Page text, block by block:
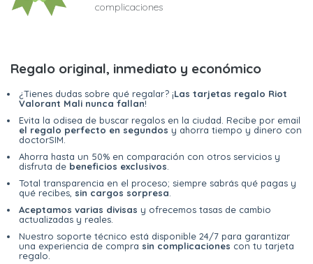
complicaciones
Regalo original, inmediato y económico
¿Tienes dudas sobre qué regalar? ¡Las tarjetas regalo Riot
Valorant Mali nunca fallan!
Evita la odisea de buscar regalos en la ciudad. Recibe por email
el regalo perfecto en segundos y ahorra tiempo y dinero con
doctorSIM.
Ahorra hasta un 50% en comparación con otros servicios y
disfruta de beneficios exclusivos
Total transparencia en el proceso; siempre sabrás qué pagas y
qué recibes, sin cargos sorpresa
Aceptamos varias divisas y ofrecemos tasas de cambio
actualizadas y reales.
Nuestro soporte técnico está disponible 24/7 para garantizar
una experiencia de compra sin complicaciones con tu tarjeta
regalo.